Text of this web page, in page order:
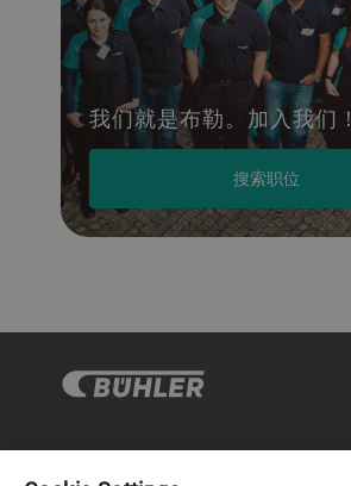
我们就是布勒。加入我们！
搜索职位